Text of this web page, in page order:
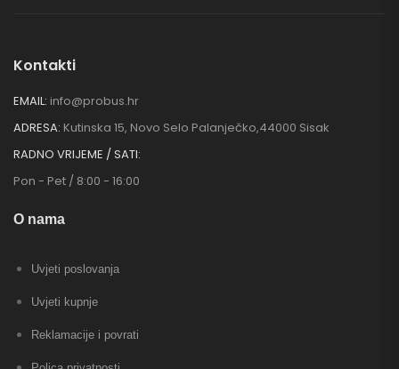
Kontakti
EMAIL: info@probus.hr
ADRESA: Kutinska 15, Novo Selo Palanječko,44000 Sisak
RADNO VRIJEME / SATI:
Pon - Pet / 8:00 - 16:00
O nama
Uvjeti poslovanja
Uvjeti kupnje
Reklamacije i povrati